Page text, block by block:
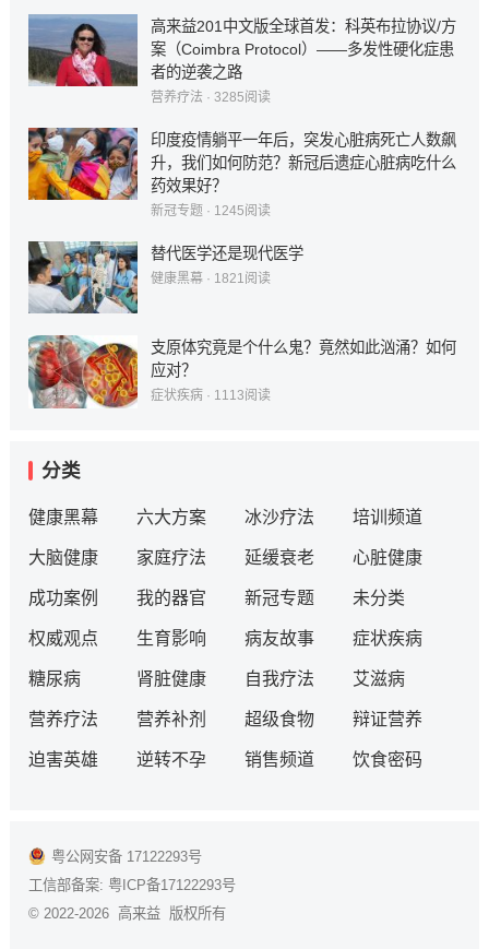
高来益201中文版全球首发：科英布拉协议/方
案（Coimbra Protocol）——多发性硬化症患
者的逆袭之路
营养疗法 · 3285阅读
印度疫情躺平一年后，突发心脏病死亡人数飙
升，我们如何防范？新冠后遗症心脏病吃什么
药效果好？
新冠专题· 1245阅读
替代医学还是现代医学
健康黑幕· 1821 阅读
支原体究竟是个什么鬼？竟然如此汹涌？如何
应对？
症状疾病· 1113阅读
分类
健康黑幕 六大方案 冰沙疗法 培训频道
大脑健康 家庭疗法 延缓衰老 心脏健康
成功案例 我的器官 新冠专题 未分类
权威观点 生育影响 病友故事 症状疾病
糖尿病 肾脏健康 自我疗法 艾滋病
营养疗法 营养补剂 超级食物 辩证营养
迫害英雄 逆转不孕 销售频道 饮食密码
粤公网安备 17122293号
工信部备案: 粤ICP备17122293号
© 2022-2026 高来益 版权所有